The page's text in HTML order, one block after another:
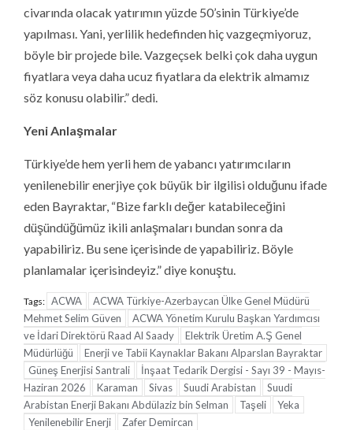
civarında olacak yatırımın yüzde 50’sinin Türkiye’de
yapılması. Yani, yerlilik hedefinden hiç vazgeçmiyoruz,
böyle bir projede bile. Vazgeçsek belki çok daha uygun
fiyatlara veya daha ucuz fiyatlara da elektrik almamız
söz konusu olabilir.” dedi.
Yeni Anlaşmalar
Türkiye’de hem yerli hem de yabancı yatırımcıların
yenilenebilir enerjiye çok büyük bir ilgilisi olduğunu ifade
eden Bayraktar, “Bize farklı değer katabileceğini
düşündüğümüz ikili anlaşmaları bundan sonra da
yapabiliriz. Bu sene içerisinde de yapabiliriz. Böyle
planlamalar içerisindeyiz.” diye konuştu.
Tags: ACWA
ACWA Türkiye-Azerbaycan Ülke Genel Müdürü
Mehmet Selim Güven
ACWA Yönetim Kurulu Başkan Yardımcısı
ve İdari Direktörü Raad Al Saady
Elektrik Üretim A.Ş Genel
Müdürlüğü
Enerji ve Tabii Kaynaklar Bakanı Alparslan Bayraktar
Güneş Enerjisi Santrali
İnşaat Tedarik Dergisi - Sayı 39 - Mayıs-
Haziran 2026
Karaman Sivas Suudi Arabistan
Suudi
Arabistan Enerji Bakanı Abdülaziz bin Selman
Taşeli
Yeka
Yenilenebilir Enerji
Zafer Demircan